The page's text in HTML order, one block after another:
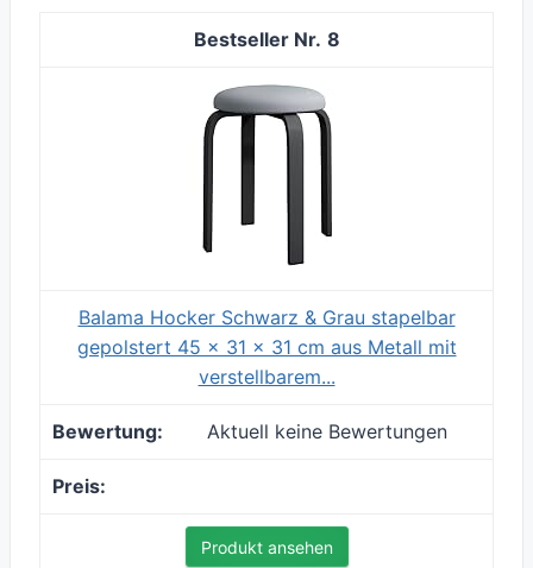
8
Balama Hocker Schwarz & Grau stapelbar
gepolstert 45 x 31 x 31 cm aus Metall mit
verstellbarem...
Aktuell keine Bewertungen
Produkt ansehen